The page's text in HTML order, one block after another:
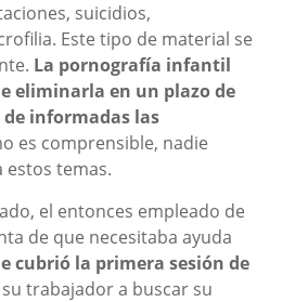
suicidios,
Este tipo de material se
La pornografía infantil
eliminarla en un plazo de
de informadas las
es comprensible, nadie
estos temas.
el entonces empleado de
de que necesitaba ayuda
cubrió la primera sesión de
trabajador a buscar su